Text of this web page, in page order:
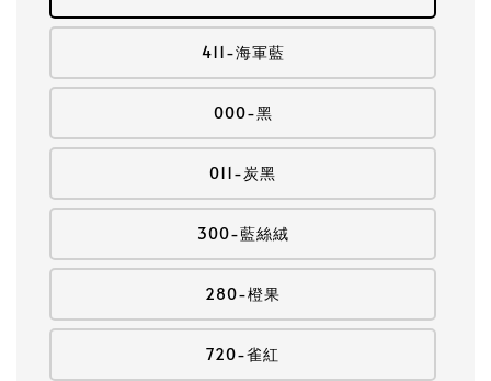
411-海軍藍
000-黑
011-炭黑
300-藍絲絨
280-橙果
720-雀紅